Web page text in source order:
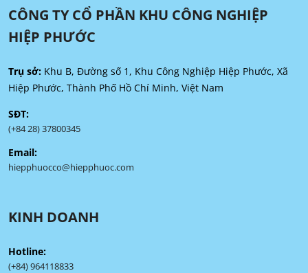
CÔNG TY CỔ PHẦN KHU CÔNG NGHIỆP
HIỆP PHƯỚC
Trụ sở: Khu B, Đường số 1, Khu Công Nghiệp Hiệp Phước, Xã
Hiệp Phước, Thành Phố Hồ Chí Minh, Việt Nam
SĐT:
(+84 28) 37800345
Email:
hiepphuocco@hiepphuoc.com
KINH DOANH
Hotline:
(+84) 964118833